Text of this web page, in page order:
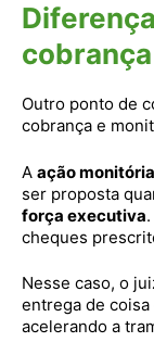
Outro ponto de
cobrança e
A ação monitória
ser proposta
força executiva
cheques
Nesse caso, o
entrega de
acelerando a